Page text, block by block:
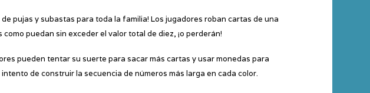
pujas y subastas para toda la familia! Los jugadores roban cartas de una
puedan sin exceder el valor total de diez, ¡o perderán!
pueden tentar su suerte para sacar más cartas y usar monedas para
de construir la secuencia de números más larga en cada color.